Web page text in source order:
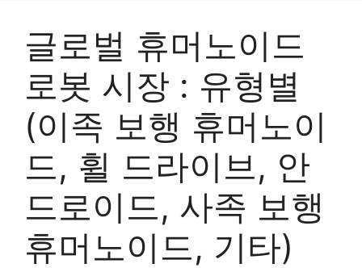
글로벌 휴머노이드
로봇 시장 : 유형별
(이족 보행 휴머노이
드, 휠 드라이브, 안
드로이드, 사족 보행
휴머노이드, 기타)